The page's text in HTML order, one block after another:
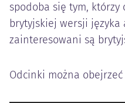
spodoba się tym, którzy
brytyjskiej wersji
zainteresowani są
Odcinki można obejrzeć